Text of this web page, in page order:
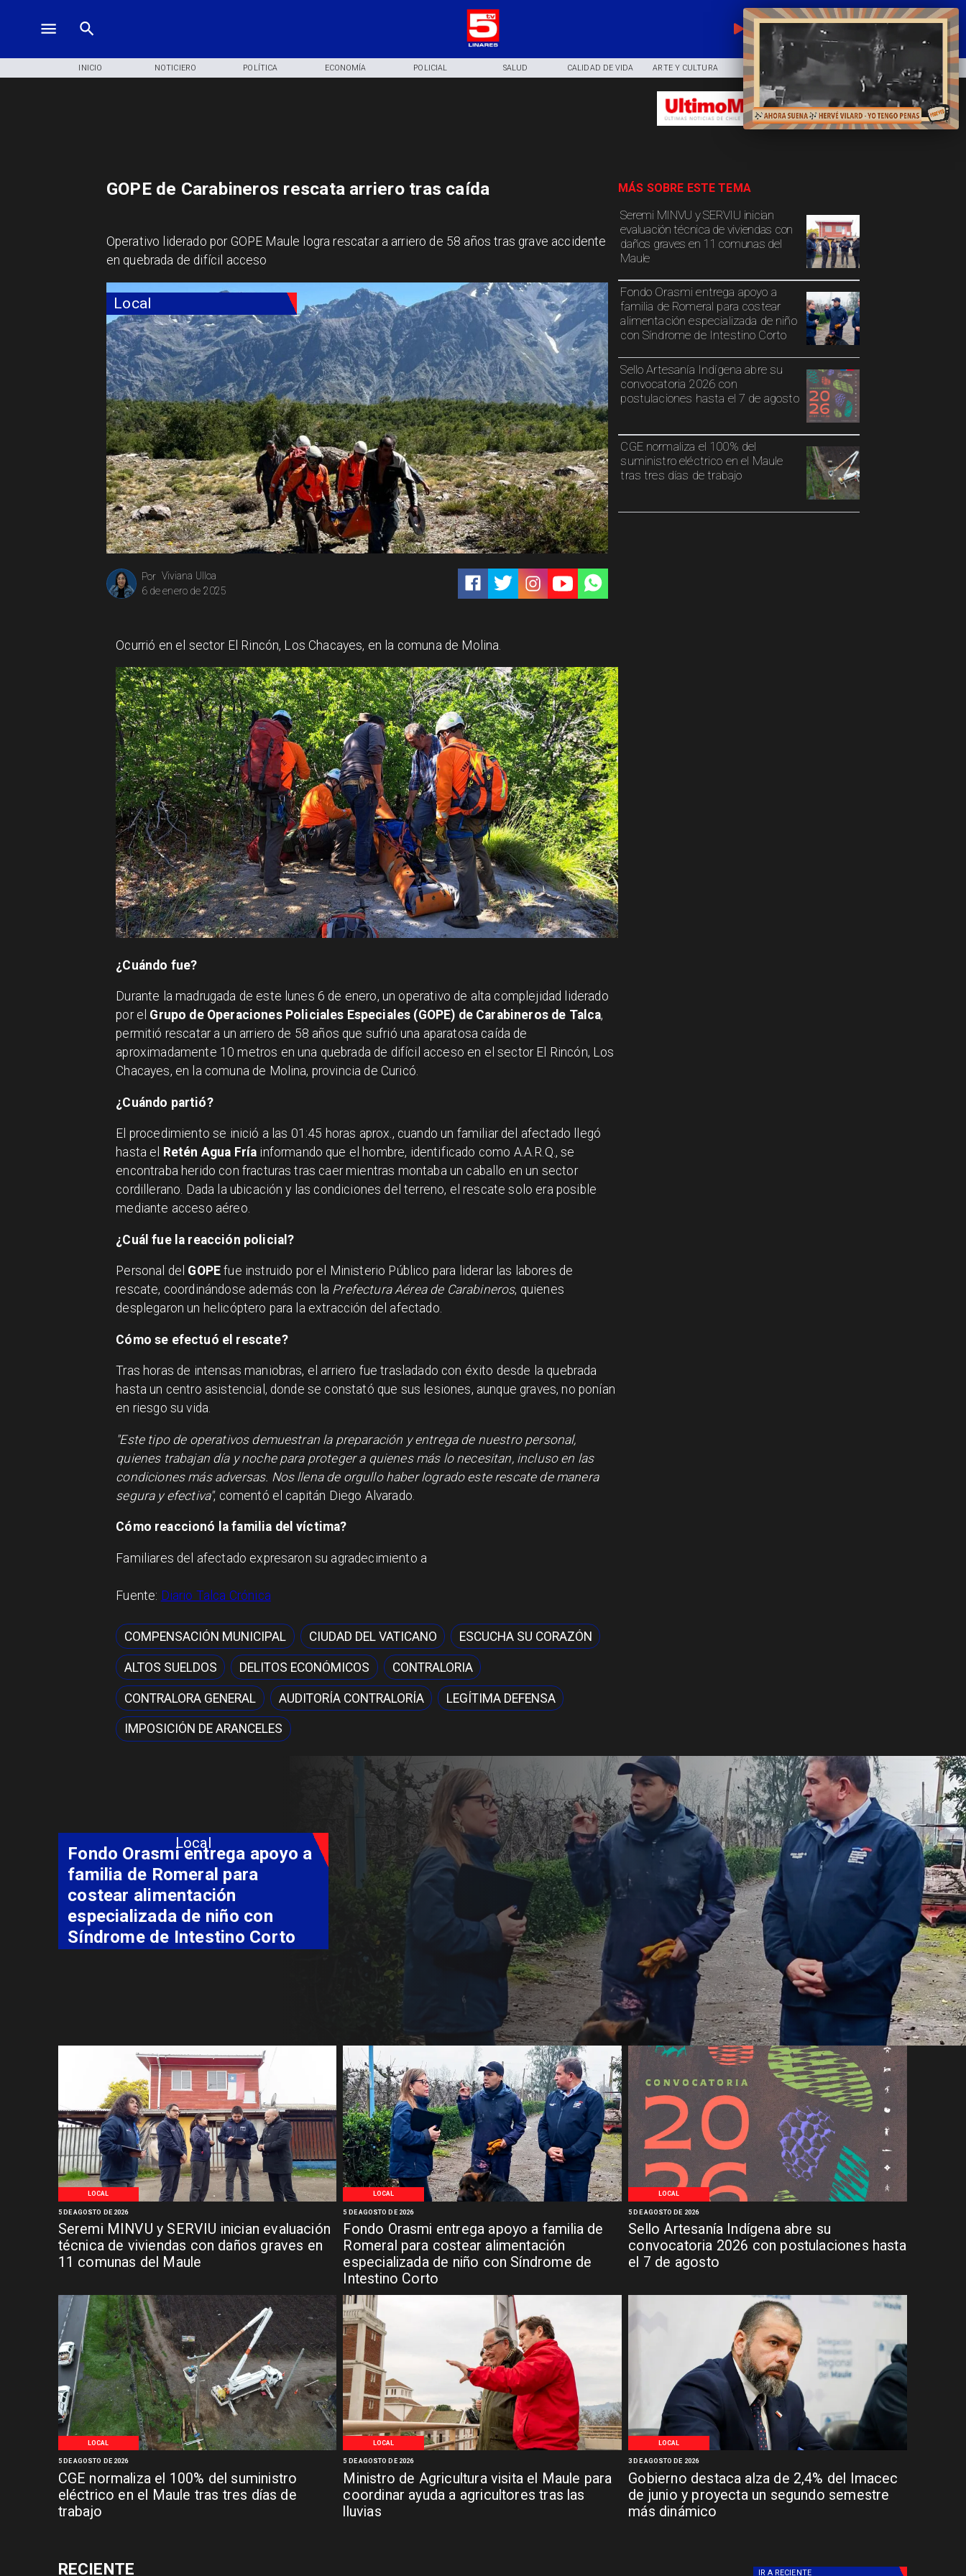
EN VIVO
INICIO NOTICIERO POLÍTICA ECONOMÍA POLICIAL SALUD CALIDAD DE VIDA ARTE Y CULTURA COMUNIDAD
Local
Viviana Ulloa
Por
6 de enero de 2025
Seremi MINVU y SERVIU inician
evaluación técnica de viviendas con
daños graves en 11 comunas del
Maule
Fondo Orasmi entrega apoyo a
familia de Romeral para costear
alimentación especializada de niño
con Síndrome de Intestino Corto
Sello Artesanía Indígena abre su
convocatoria 2026 con
postulaciones hasta el 7 de agosto
CGE normaliza el 100% del
suministro eléctrico en el Maule
tras tres días de trabajo
MÁS SOBRE ESTE TEMA
GOPE de Carabineros rescata arriero tras caída
Operativo liderado por GOPE Maule logra rescatar a arriero de 58 años tras grave accidente
en quebrada de difícil acceso
Ocurrió en el sector El Rincón, Los Chacayes, en la comuna de Molina.
¿Cuándo fue?
Durante la madrugada de este lunes 6 de enero, un operativo de alta complejidad liderado
por el Grupo de Operaciones Policiales Especiales (GOPE) de Carabineros de Talca,
permitió rescatar a un arriero de 58 años que sufrió una aparatosa caída de
aproximadamente 10 metros en una quebrada de difícil acceso en el sector El Rincón, Los
Chacayes, en la comuna de Molina, provincia de Curicó.
¿Cuándo partió?
El procedimiento se inició a las 01:45 horas aprox., cuando un familiar del afectado llegó
hasta el
Retén Agua Fría informando que el hombre, identificado como A.A.R.Q., se
encontraba herido con fracturas tras caer mientras montaba un caballo en un sector
cordillerano. Dada la ubicación y las condiciones del terreno, el rescate solo era posible
mediante acceso aéreo.
¿Cuál fue la reacción policial?
Personal del GOPE fue instruido por el Ministerio Público para liderar las labores de
rescate, coordinándose además con la Prefectura Aérea de Carabineros, quienes
desplegaron un helicóptero para la extracción del afectado.
Cómo se efectuó el rescate?
Tras horas de intensas maniobras, el arriero fue trasladado con éxito desde la quebrada
hasta un centro asistencial, donde se constató que sus lesiones, aunque graves, no ponían
en riesgo su vida.
"Este tipo de operativos demuestran la preparación y entrega de nuestro personal,
quienes trabajan día y noche para proteger a quienes más lo necesitan, incluso en las
condiciones más adversas. Nos llena de orgullo haber logrado este rescate de manera
segura y efectiva", comentó el capitán Diego Alvarado.
Cómo reaccionó la familia del víctima?
Familiares del afectado expresaron su agradecimiento a
Fuente: Diario Talca Crónica
COMPENSACIÓN MUNICIPAL CIUDAD DEL VATICANO ESCUCHA SU CORAZÓN
ALTOS SUELDOS DELITOS ECONÓMICOS CONTRALORIA
CONTRALORA GENERAL AUDITORÍA CONTRALORÍA LEGÍTIMA DEFENSA
IMPOSICIÓN DE ARANCELES
LOCAL
Seremi MINVU y SERVIU inician evaluación
técnica de viviendas con daños graves en
11 comunas del Maule
5 DE AGOSTO DE 2026
LOCAL
Fondo Orasmi entrega apoyo a familia de
Romeral para costear alimentación
especializada de niño con Síndrome de
Intestino Corto
5 DE AGOSTO DE 2026
LOCAL
Sello Artesanía Indígena abre su
convocatoria 2026 con postulaciones hasta
el 7 de agosto
5 DE AGOSTO DE 2026
LOCAL
CGE normaliza el 100% del suministro
eléctrico en el Maule tras tres días de
trabajo
5 DE AGOSTO DE 2026
LOCAL
Ministro de Agricultura visita el Maule para
coordinar ayuda a agricultores tras las
lluvias
5 DE AGOSTO DE 2026
LOCAL
Gobierno destaca alza de 2,4% del Imacec
de junio y proyecta un segundo semestre
más dinámico
3 DE AGOSTO DE 2026
Local
Fondo Orasmi entrega apoyo a
familia de Romeral para
costear alimentación
especializada de niño con
Síndrome de Intestino Corto
RECIENTE IR A RECIENTE